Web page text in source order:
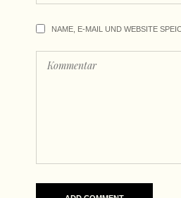
NAME, E-MAIL UND WEBSITE